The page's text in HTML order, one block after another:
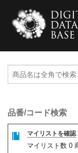
品番/コード検索
マイリストを確認
マイリスト数 0